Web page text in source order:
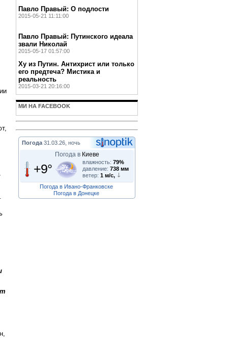
Павло Правый: О подлости
2015-05-21 11:11:00
Павло Правый: Путинского идеала
звали Николай
2015-05-17 01:57:00
Ху из Путин. Антихрист или только
его предтеча? Мистика и
реальность
2015-03-21 20:16:00
МИ НА FACEBOOK
Погода 31.03.26, ночь
Погода в Киеве
+9° влажность: 79%
давление: 738 мм
ветер: 1 м/с,
Погода в Ивано-Франковске
Погода в Донецке